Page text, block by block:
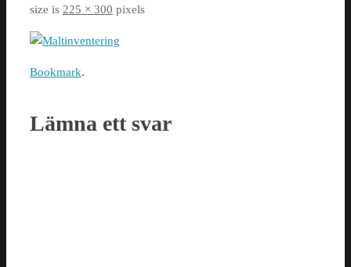
size is 225 × 300 pixels
Bookmark.
Lämna ett svar